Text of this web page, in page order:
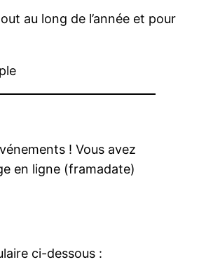
au long de l’année et pour
! Vous avez
en ligne (framadate)
ci-dessous :